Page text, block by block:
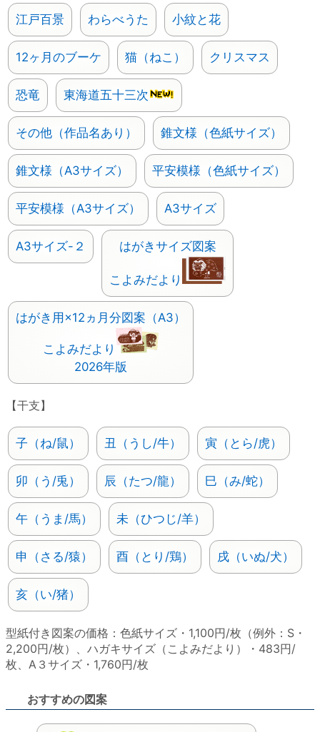
江戸百景 わらべうた 小紋と花
12ヶ月のブーケ 猫（ねこ） クリスマス
恐竜 東海道五十三次
その他（作品名あり） 錐文様（色紙サイズ）
錐文様（A3サイズ） 平安模様（色紙サイズ）
平安模様（A3サイズ） A3サイズ
A3サイズ-２ はがきサイズ図案
こよみだより
はがき用×12ヵ月分図案（A3）
こよみだより
2026年版
【干支】
子（ね/鼠） 丑（うし/牛） 寅（とら/虎）
卯（う/兎） 辰（たつ/龍） 巳（み/蛇）
午（うま/馬） 未（ひつじ/羊）
申（さる/猿） 酉（とり/鶏） 戌（いぬ/犬）
亥（い/猪）
型紙付き図案の価格：色紙サイズ・1,100円/枚（例外：S・
2,200円/枚）、ハガキサイズ（こよみだより）・483円/
枚、A３サイズ・1,760円/枚
おすすめの図案